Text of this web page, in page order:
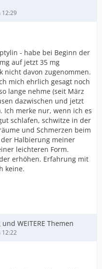
- habe bei Beginn der
auf jetzt 35 mg
nicht davon zugenommen.
mich ehrlich gesagt noch
lange nehme (seit März
dazwischen und jetzt
Ich merke nur, wenn ich es
schlafen, schwitze in der
und Schmerzen beim
Halbierung meiner
leichteren Form.
erhöhen. Erfahrung mit
keine.
WEITERE Themen
12:22